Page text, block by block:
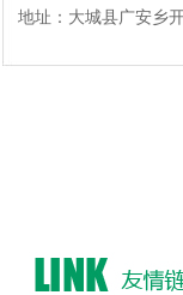
地址：大城县广安乡